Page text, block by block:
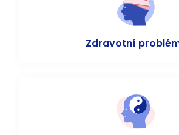
Zdravotní